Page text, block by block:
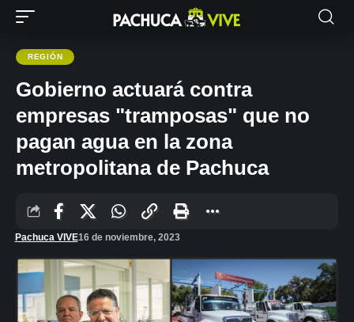
REGIÓN
Gobierno actuará contra
empresas "tramposas" que no
pagan agua en la zona
metropolitana de Pachuca
Pachuca VIVE16 de noviembre, 2023